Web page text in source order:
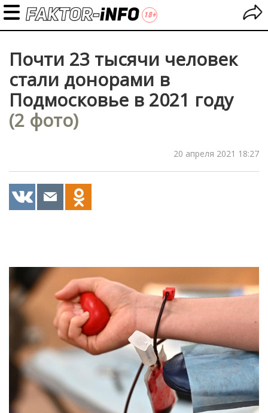
Почти 23 тысячи человек
стали донорами в
Подмосковье в 2021 году
(2 фото)
20 апреля 2021 18:27